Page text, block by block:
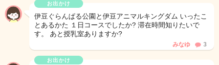
お出かけ
伊豆ぐらんぱる公園と伊豆アニマルキングダム いったこ
とあるかた １日コースでしたか? 滞在時間知りたいで
す。 あと授乳室ありますか?
みなゆ 3
お出かけ